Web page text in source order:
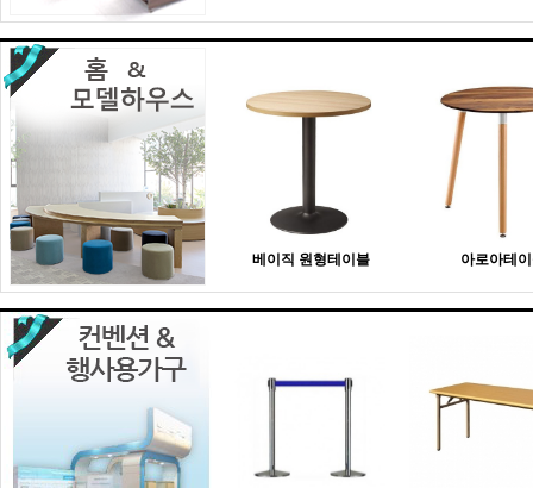
베이직 원형테이블 아로아테